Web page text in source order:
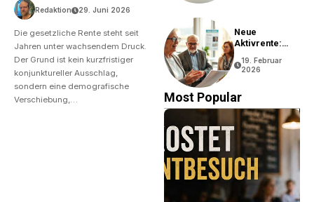
Redaktion 29. Juni 2026
Die gesetzliche Rente steht seit
Jahren unter wachsendem Druck.
Der Grund ist kein kurzfristiger
konjunktureller Ausschlag,
sondern eine demografische
Verschiebung,…
Neue
Aktivrente:
Bedingungen
19. Februar
2026
Most Popular